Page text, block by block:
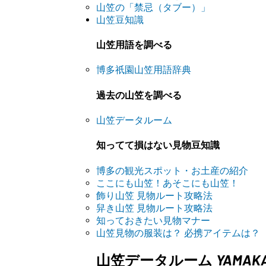
山笠の「禁忌（タブー）」
山笠豆知識
山笠用語を調べる
博多祇園山笠用語辞典
過去の山笠を調べる
山笠データルーム
知ってて損はない見物豆知識
博多の観光スポット・お土産の紹介
ここにも山笠！あそこにも山笠！
飾り山笠 見物ルート攻略法
舁き山笠 見物ルート攻略法
知っておきたい見物マナー
山笠見物の服装は？ 必携アイテムは？
山笠データルーム